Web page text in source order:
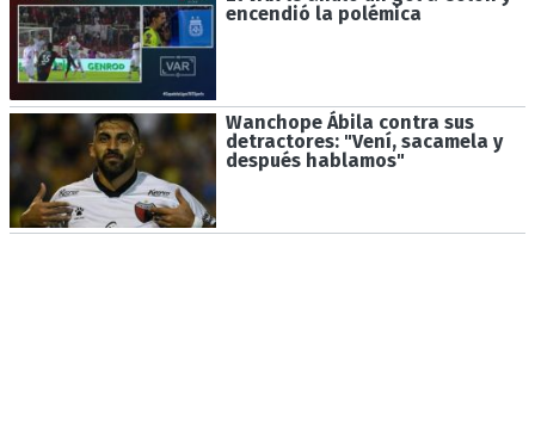
encendió la polémica
Wanchope Ábila contra sus
detractores: "Vení, sacamela y
después hablamos"